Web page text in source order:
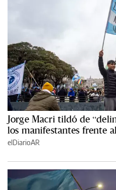
Jorge Macri tildó de
los manifestantes frente
elDiarioAR